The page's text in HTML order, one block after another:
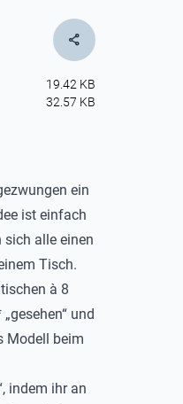
share
19.42 KB
32.57 KB
ein
ist einfach
sich alle einen
Tisch.
à 8
und
Modell beim
indem ihr an